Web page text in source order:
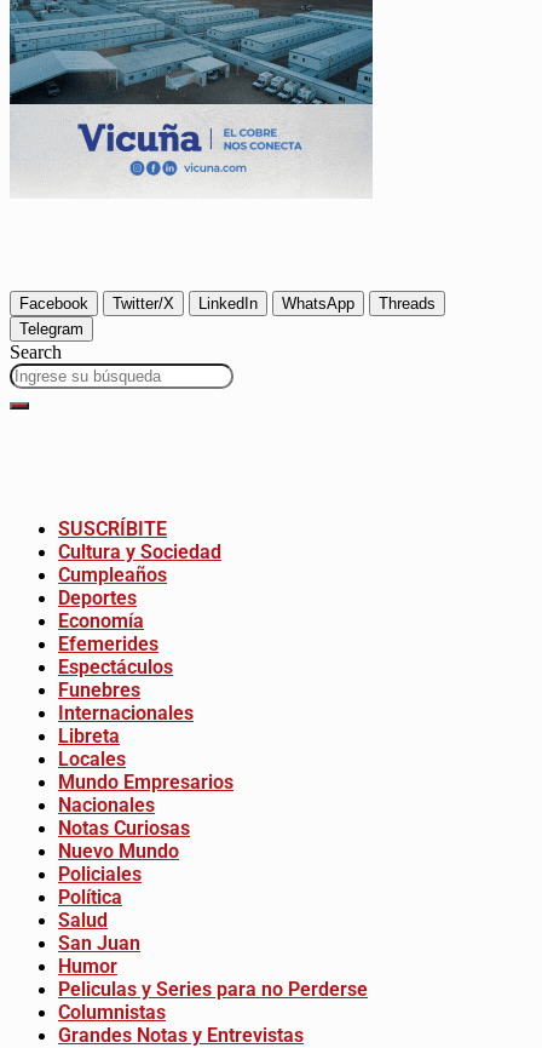
Facebook Twitter/X LinkedIn WhatsApp
Threads
Telegram
Search
SUSCRÍBITE
Cultura y Sociedad
Cumpleaños
Deportes
Economía
Efemerides
Espectáculos
Funebres
Internacionales
Libreta
Locales
Mundo Empresarios
Nacionales
Notas Curiosas
Nuevo Mundo
Policiales
Política
Salud
San Juan
Humor
Peliculas y Series para no Perderse
Columnistas
Grandes Notas y Entrevistas